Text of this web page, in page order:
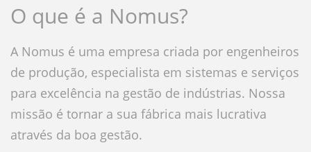
O que é a Nomus?
A Nomus é uma empresa criada por engenheiros
de produção, especialista em sistemas e serviços
para excelência na gestão de indústrias. Nossa
missão é tornar a sua fábrica mais lucrativa
através da boa gestão.